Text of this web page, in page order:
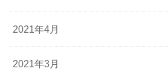
2021年4月
2021年3月